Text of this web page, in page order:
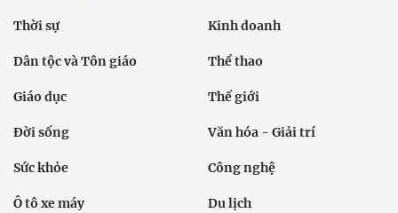
Thời sự Kinh doanh
Dân tộc và Tôn giáo Thể thao
Giáo dục Thế giới
Đời sống Văn hóa - Giải trí
Sức khỏe Công nghệ
Ô tô xe máy Du lịch